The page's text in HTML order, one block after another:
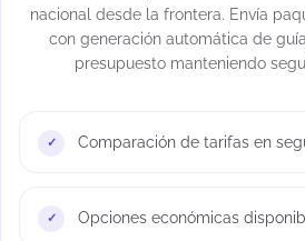
nacional desde la frontera. Envía
con generación automática de
presupuesto manteniendo
Comparación de tarifas en
Opciones económicas